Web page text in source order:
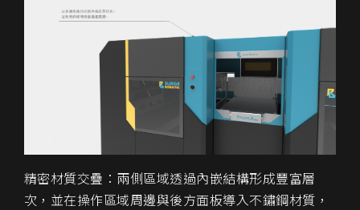
精密材質交疊：兩側區域透過內嵌結構形成豐富層
次，並在操作區域周邊與後方面板導入不鏽鋼材質，